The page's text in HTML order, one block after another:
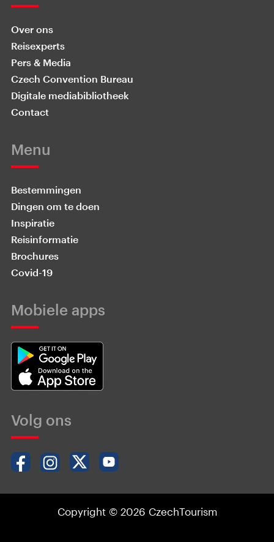
Over ons
Reisexperts
Pers & Media
Czech Convention Bureau
Digitale mediabibliotheek
Contact
Menu
Bestemmingen
Dingen om te doen
Inspiratie
Reisinformatie
Brochures
Covid-19
Mobiele apps
Volg ons
Copyright © 2026 CzechTourism